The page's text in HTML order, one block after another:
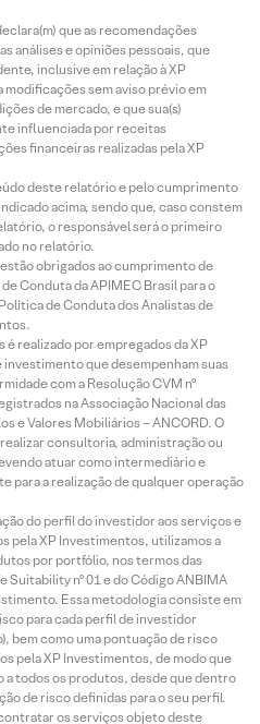
que as recomendações
análises e opiniões pessoais, que
inclusive em relação à XP
sem aviso prévio em
de mercado, e que sua(s)
influenciada por receitas
financeiras realizadas pela XP
deste relatório e pelo cumprimento
acima, sendo que, caso constem
o responsável será o primeiro
no relatório.
obrigados ao cumprimento de
Conduta da APIMEC Brasil para o
de Conduta dos Analistas de
realizado por empregados da XP
que desempenham suas
com a Resolução CVM nº
na Associação Nacional das
e Valores Mobiliários – ANCORD. O
consultoria, administração ou
atuar como intermediário e
para a realização de qualquer operação
do perfil do investidor aos serviços e
pela XP Investimentos, utilizamos a
por portfólio, nos termos das
Suitability nº 01 e do Código ANBIMA
Essa metodologia consiste em
para cada perfil de investidor
bem como uma pontuação de risco
pela XP Investimentos, de modo que
a todos os produtos, desde que dentro
de risco definidas para o seu perfil.
os serviços objeto deste